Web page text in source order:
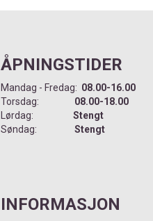
ÅPNINGSTIDER
Mandag - Fredag: 08.00-16.00
Torsdag: 08.00-18.00
Lørdag: Stengt
Søndag: Stengt
INFORMASJON